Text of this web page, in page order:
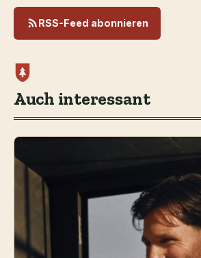
RSS-Feed abonnieren
Auch interessant